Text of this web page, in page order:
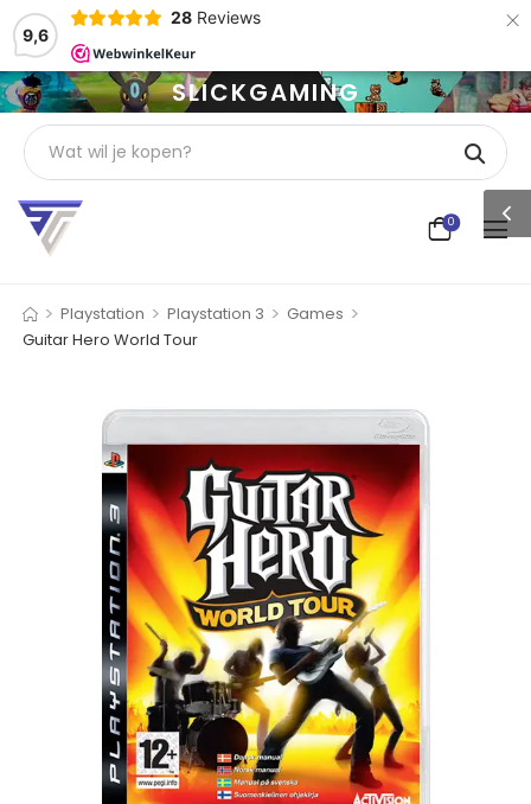
9,6
28 Reviews ×
SLICKGAMING
0
> Playstation > Playstation 3 > Games >
Guitar Hero World Tour